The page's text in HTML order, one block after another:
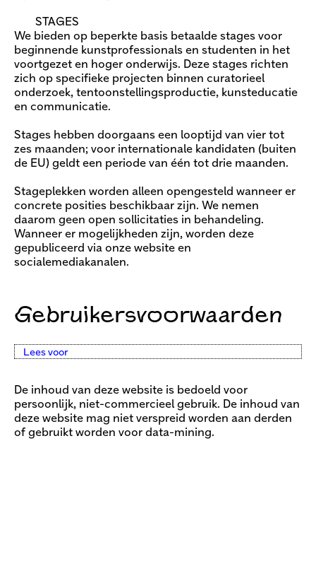
STAGES
We bieden op beperkte basis betaalde stages voor
beginnende kunstprofessionals en studenten in het
voortgezet en hoger onderwijs. Deze stages richten
zich op specifieke projecten binnen curatorieel
onderzoek, tentoonstellingsproductie, kunsteducatie
en communicatie.
Stages hebben doorgaans een looptijd van vier tot
zes maanden; voor internationale kandidaten (buiten
de EU) geldt een periode van één tot drie maanden.
Stageplekken worden alleen opengesteld wanneer er
concrete posities beschikbaar zijn. We nemen
daarom geen open sollicitaties in behandeling.
Wanneer er mogelijkheden zijn, worden deze
gepubliceerd via onze website en
socialemediakanalen.
Gebruikersvoorwaarden
Lees voor
De inhoud van deze website is bedoeld voor
persoonlijk, niet-commercieel gebruik. De inhoud van
deze website mag niet verspreid worden aan derden
of gebruikt worden voor data-mining.